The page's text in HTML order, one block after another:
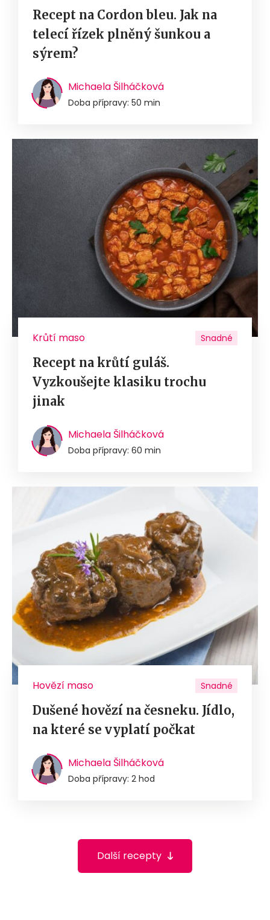
Recept na Cordon bleu. Jak na
telecí řízek plněný šunkou a
sýrem?
Michaela Šilháčková
Doba přípravy: 50 min
Krůtí maso Snadné
Recept na krůtí guláš.
Vyzkoušejte klasiku trochu
jinak
Michaela Šilháčková
Doba přípravy: 60 min
Hovězí maso Snadné
Dušené hovězí na česneku. Jídlo,
na které se vyplatí počkat
Michaela Šilháčková
Doba přípravy: 2 hod
Další recepty